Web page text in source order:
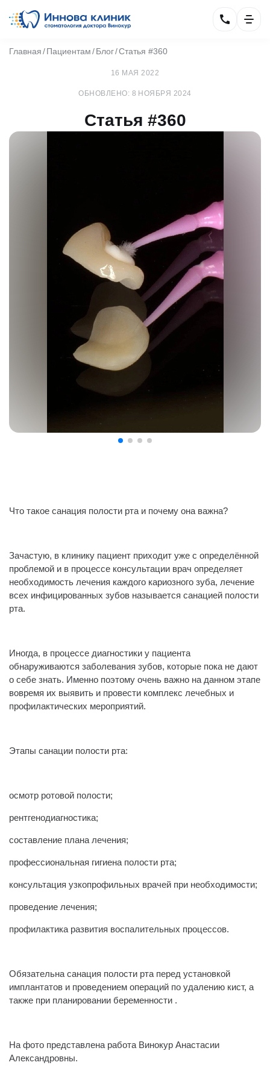
Главная Пациентам Блог Статья #360
16 МАЯ 2022
ОБНОВЛЕНО: 8 НОЯБРЯ 2024
Статья #360
Что такое санация полости рта и почему она важна?
Зачастую, в клинику пациент приходит уже с определённой
проблемой и в процессе консультации врач определяет
необходимость лечения каждого кариозного зуба, лечение
всех инфицированных зубов называется санацией полости
рта.
Иногда, в процессе диагностики у пациента
обнаруживаются заболевания зубов, которые пока не дают
о себе знать. Именно поэтому очень важно на данном этапе
вовремя их выявить и провести комплекс лечебных и
профилактических мероприятий.
Этапы санации полости рта:
осмотр ротовой полости;
рентгенодиагностика;
составление плана лечения;
профессиональная гигиена полости рта;
консультация узкопрофильных врачей при необходимости;
проведение лечения;
профилактика развития воспалительных процессов.
Обязательна санация полости рта перед установкой
имплантатов и проведением операций по удалению кист, а
также при планировании беременности .
На фото представлена работа Винокур Анастасии
Александровны.